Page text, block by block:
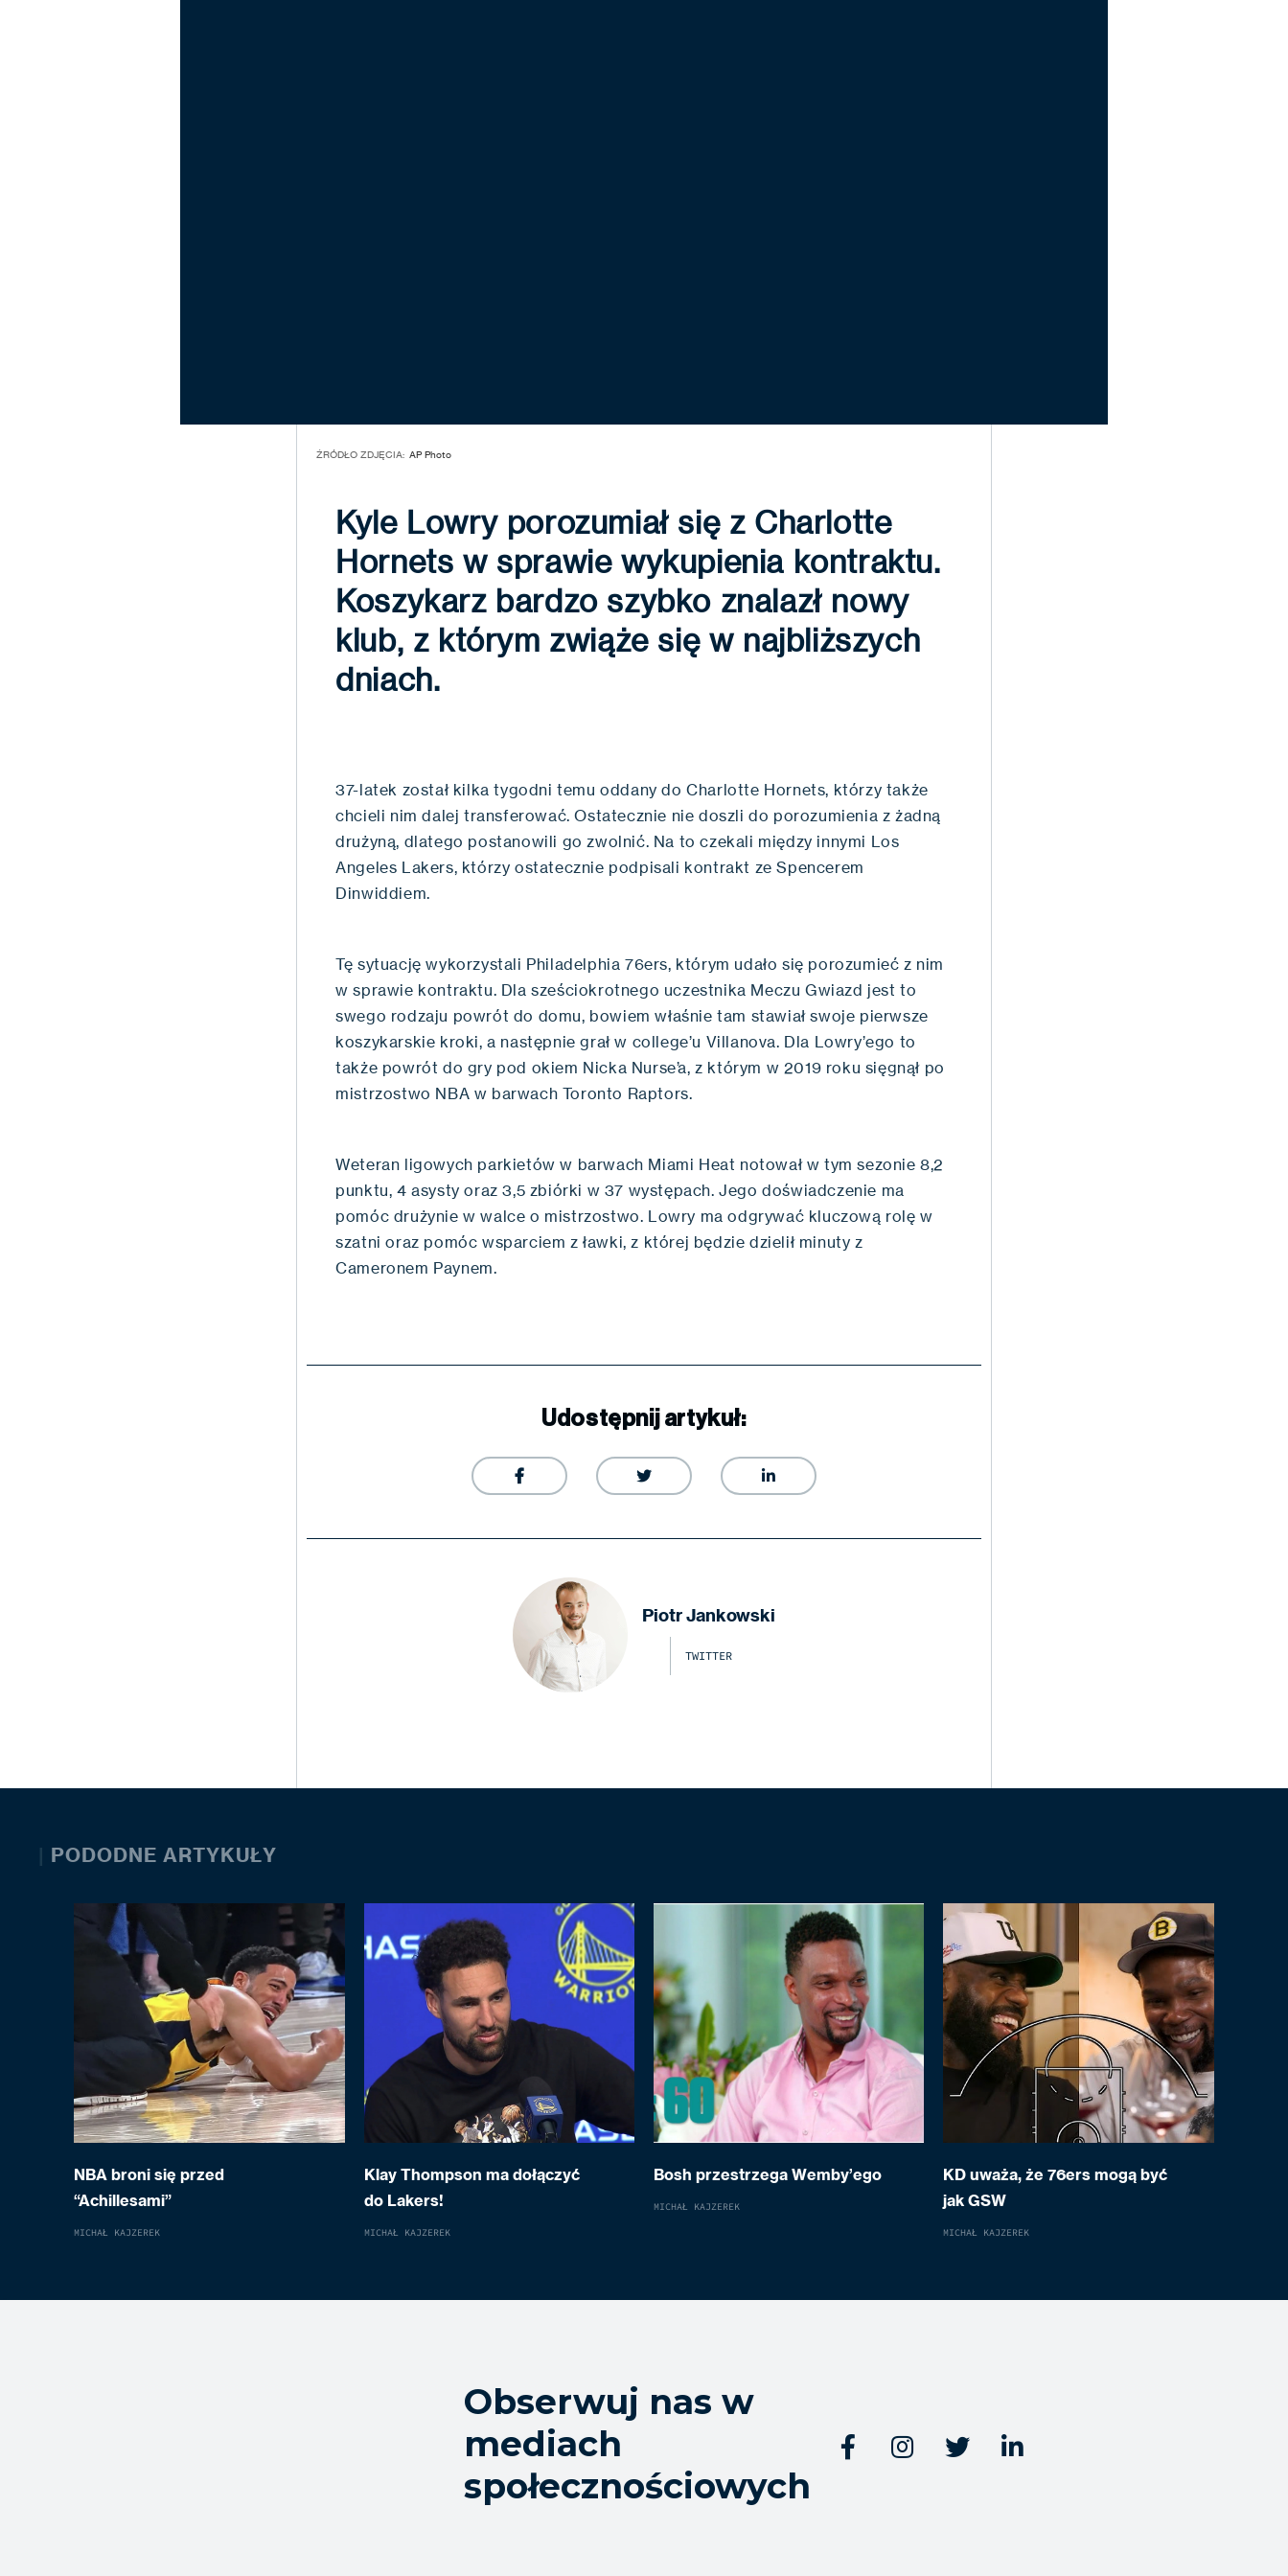
ŹRÓDŁO ZDJĘCIA: AP Photo
Kyle Lowry porozumiał się z Charlotte
Hornets w sprawie wykupienia kontraktu.
Koszykarz bardzo szybko znalazł nowy
klub, z którym zwiąże się w najbliższych
dniach.
37-latek został kilka tygodni temu oddany do Charlotte Hornets, którzy także
chcieli nim dalej transferować. Ostatecznie nie doszli do porozumienia z żadną
drużyną, dlatego postanowili go zwolnić. Na to czekali między innymi Los
Angeles Lakers, którzy ostatecznie podpisali kontrakt ze Spencerem
Dinwiddiem.
Tę sytuację wykorzystali Philadelphia 76ers, którym udało się porozumieć z nim
w sprawie kontraktu. Dla sześciokrotnego uczestnika Meczu Gwiazd jest to
swego rodzaju powrót do domu, bowiem właśnie tam stawiał swoje pierwsze
koszykarskie kroki, a następnie grał w college’u Villanova. Dla Lowry’ego to
także powrót do gry pod okiem Nicka Nurse’a, z którym w 2019 roku sięgnął po
mistrzostwo NBA w barwach Toronto Raptors.
Weteran ligowych parkietów w barwach Miami Heat notował w tym sezonie 8,2
punktu, 4 asysty oraz 3,5 zbiórki w 37 występach. Jego doświadczenie ma
pomóc drużynie w walce o mistrzostwo. Lowry ma odgrywać kluczową rolę w
szatni oraz pomóc wsparciem z ławki, z której będzie dzielił minuty z
Cameronem Paynem.
Udostępnij artykuł:
  
Piotr Jankowski
TWITTER
| PODODNE ARTYKUŁY
NBA broni się przed
“Achillesami”
MICHAŁ KAJZEREK
Klay Thompson ma dołączyć
do Lakers!
MICHAŁ KAJZEREK
Bosh przestrzega Wemby’ego
MICHAŁ KAJZEREK
KD uważa, że 76ers mogą być
jak GSW
MICHAŁ KAJZEREK
Obserwuj nas w
mediach
społecznościowych
   